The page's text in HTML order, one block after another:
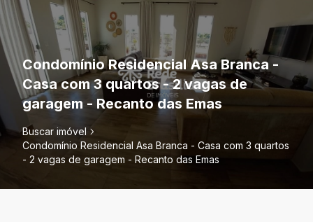
Condomínio Residencial Asa Branca -
Casa com 3 quartos - 2 vagas de
garagem - Recanto das Emas
Buscar imóvel
Condomínio Residencial Asa Branca - Casa com 3 quartos
- 2 vagas de garagem - Recanto das Emas